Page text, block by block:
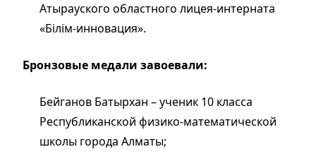
Атырауского областного лицея-интерната
«Білім-инновация».
Бронзовые медали завоевали:
Бейганов Батырхан – ученик 10 класса
Республиканской физико-математической
школы города Алматы;